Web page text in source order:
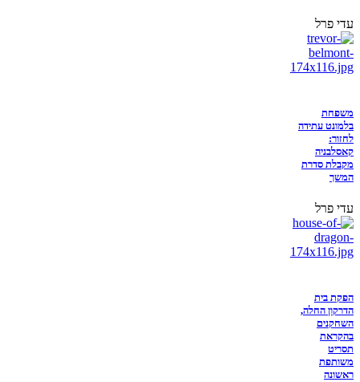
עדי פרל
משפחת
בלמונט עתידה
לחזור:
קאסלבניה
מקבלת סדרת
המשך
עדי פרל
הפקת בית
הדרקון החלה,
השחקנים
בהקראת
תסריט
משותפת
ראשונה